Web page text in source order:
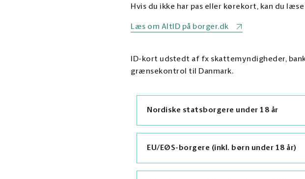
Hvis du ikke har pas eller kørekort, kan du
Læs om AltID på borger.dk
ID-kort udstedt af fx skattemyndigheder,
grænsekontrol til Danmark.
Nordiske statsborgere under 18 år
Rejser du med et barn under 18 år,
beskrevet øverst på siden.
EU/EØS-borgere (inkl. børn under 18 år)